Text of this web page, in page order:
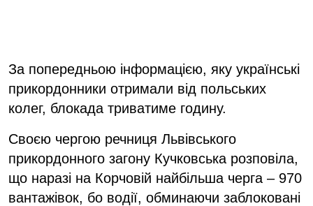
За попередньою інформацією, яку українські
прикордонники отримали від польських
колег, блокада триватиме годину.
Своєю чергою речниця Львівського
прикордонного загону Кучковська розповіла,
що наразі на Корчовій найбільша черга – 970
вантажівок, бо водії, обминаючи заблоковані